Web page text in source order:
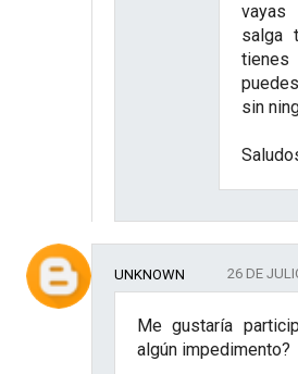
salga
sin
UNKNOWN 26 DE
Me gustaría
algún impedimento?